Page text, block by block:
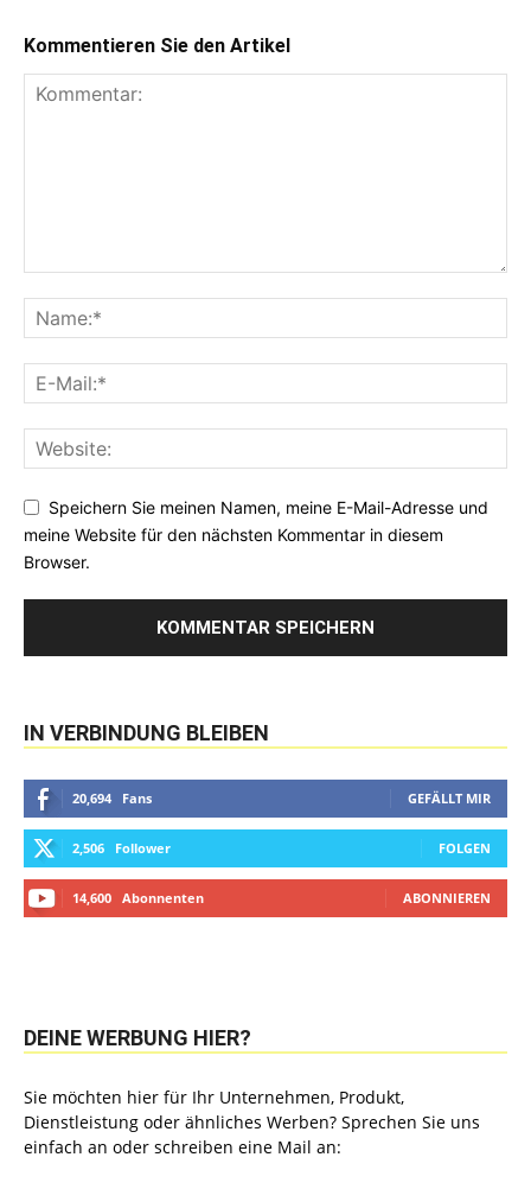
Kommentieren Sie den Artikel
Speichern Sie meinen Namen, meine E-Mail-Adresse und
meine Website für den nächsten Kommentar in diesem
Browser.
IN VERBINDUNG BLEIBEN
20,694 Fans GEFÄLLT MIR
2,506 Follower FOLGEN
14,600 Abonnenten ABONNIEREN
DEINE WERBUNG HIER?
Sie möchten hier für Ihr Unternehmen, Produkt,
Dienstleistung oder ähnliches Werben? Sprechen Sie uns
einfach an oder schreiben eine Mail an: